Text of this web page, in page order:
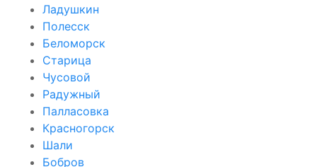
Ладушкин
Полесск
Беломорск
Старица
Чусовой
Радужный
Палласовка
Красногорск
Шали
Бобров